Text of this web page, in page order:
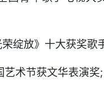
绽放》十大获奖歌
艺术节获文华表演奖;